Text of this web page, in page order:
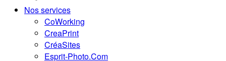
Nos services
CoWorking
CreaPrint
CréaSites
Esprit-Photo.Com